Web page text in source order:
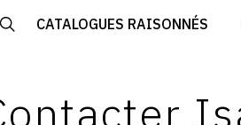
CATALOGUES RAISONNÉS
CRÉER